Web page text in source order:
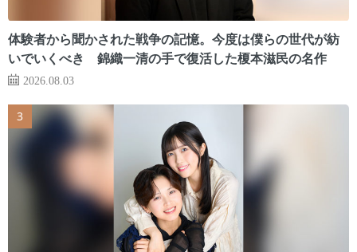
体験者から聞かされた戦争の記憶。今度は僕らの世代が紡
いでいくべき 錦織一清の手で復活した榎本滋民の名作
2026.08.03